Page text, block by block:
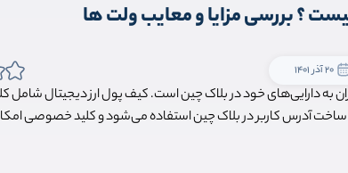
؟ بررسی مزایا و معایب ولت ها
20 آذر 1401
به دارایی‌های خود در بلاک چین است. کیف پول ارز دیجیتال شامل
آدرس کاربر در بلاک چین استفاده می‌شود و کلید خصوصی